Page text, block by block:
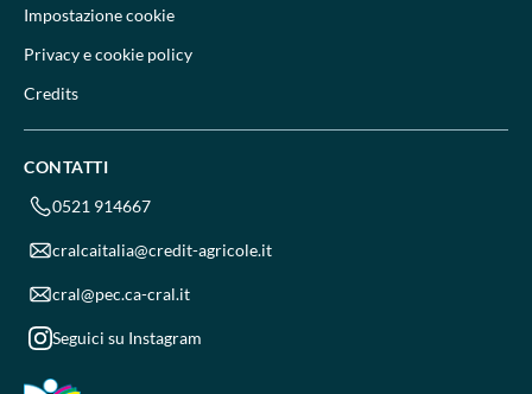
Impostazione cookie
Privacy e cookie policy
Credits
CONTATTI
0521 914667
cralcaitalia@credit-agricole.it
cral@pec.ca-cral.it
Seguici su Instagram